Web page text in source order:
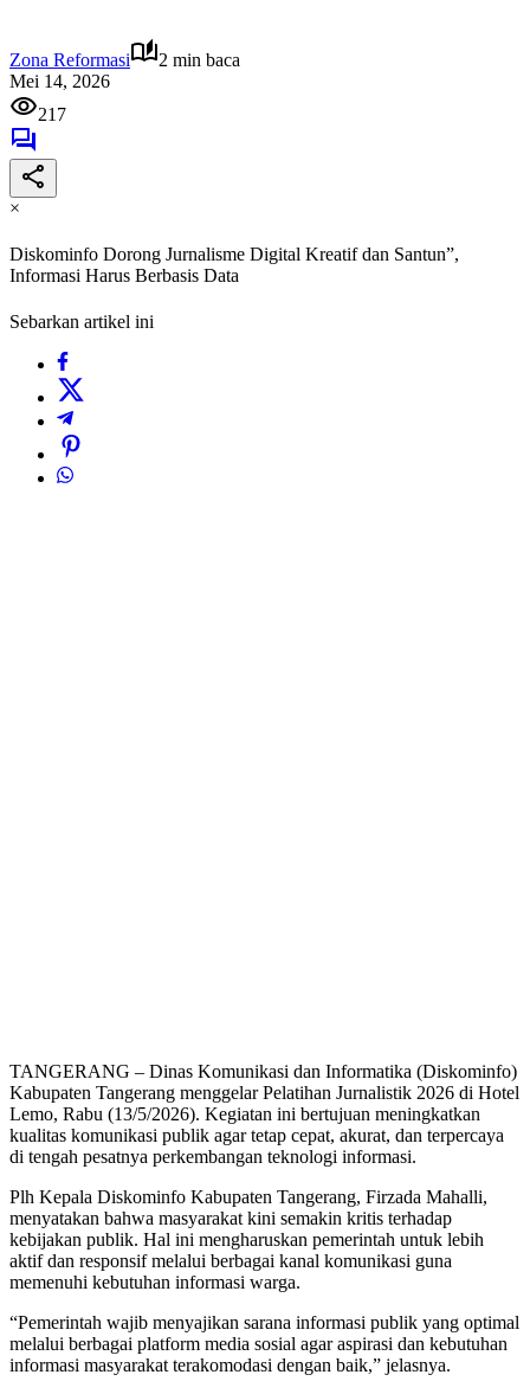
Zona Reformasi
2 min baca
Mei 14, 2026
217
×
Diskominfo Dorong Jurnalisme Digital Kreatif dan Santun”,
Informasi Harus Berbasis Data
Sebarkan artikel ini
TANGERANG – Dinas Komunikasi dan Informatika (Diskominfo)
Kabupaten Tangerang menggelar Pelatihan Jurnalistik 2026 di Hotel
Lemo, Rabu (13/5/2026). Kegiatan ini bertujuan meningkatkan
kualitas komunikasi publik agar tetap cepat, akurat, dan terpercaya
di tengah pesatnya perkembangan teknologi informasi.
​Plh Kepala Diskominfo Kabupaten Tangerang, Firzada Mahalli,
menyatakan bahwa masyarakat kini semakin kritis terhadap
kebijakan publik. Hal ini mengharuskan pemerintah untuk lebih
aktif dan responsif melalui berbagai kanal komunikasi guna
memenuhi kebutuhan informasi warga.
​“Pemerintah wajib menyajikan sarana informasi publik yang optimal
melalui berbagai platform media sosial agar aspirasi dan kebutuhan
informasi masyarakat terakomodasi dengan baik,” jelasnya.